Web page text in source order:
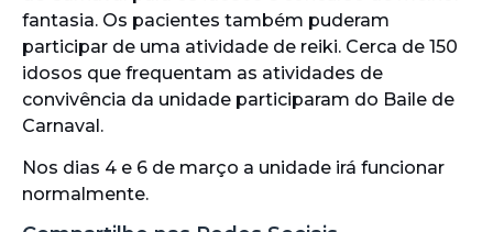
fantasia. Os pacientes também puderam
participar de uma atividade de reiki. Cerca de 150
idosos que frequentam as atividades de
convivência da unidade participaram do Baile de
Carnaval.
Nos dias 4 e 6 de março a unidade irá funcionar
normalmente.